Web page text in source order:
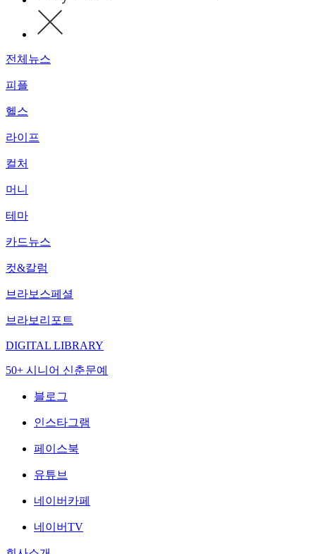
전체뉴스
피플
헬스
라이프
컬처
머니
테마
카드뉴스
컷&칼럼
브라보스페셜
브라보리포트
DIGITAL LIBRARY
50+ 시니어 신춘문예
블로그
인스타그램
페이스북
유튜브
네이버카페
네이버TV